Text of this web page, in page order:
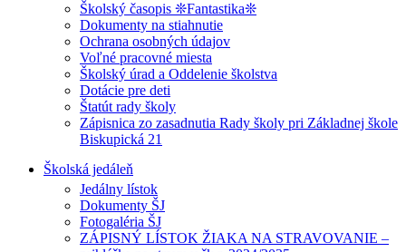
Školský časopis ❊Fantastika❊
Dokumenty na stiahnutie
Ochrana osobných údajov
Voľné pracovné miesta
Školský úrad a Oddelenie školstva
Dotácie pre deti
Štatút rady školy
Zápisnica zo zasadnutia Rady školy pri Základnej škole
Biskupická 21
Školská jedáleň
Jedálny lístok
Dokumenty ŠJ
Fotogaléria ŠJ
ZÁPISNÝ LÍSTOK ŽIAKA NA STRAVOVANIE –